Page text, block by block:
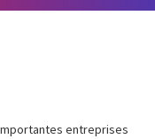
entreprises